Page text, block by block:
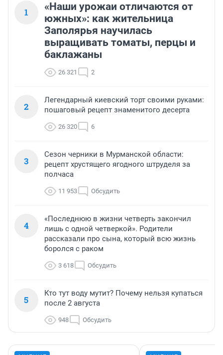
1
«Наши урожаи отличаются от
южных»: как жительница
Заполярья научилась
выращивать томаты, перцы и
баклажаны
26 321 2
2
Легендарный киевский торт своими руками:
пошаговый рецепт знаменитого десерта
26 320 6
3
Сезон черники в Мурманской области:
рецепт хрустящего ягодного штруделя за
полчаса
11 953 Обсудить
4
«Последнюю в жизни четверть закончил
лишь с одной четверкой». Родители
рассказали про сына, который всю жизнь
боролся с раком
3 618 Обсудить
5
Кто тут воду мутит? Почему нельзя купаться
после 2 августа
948 Обсудить